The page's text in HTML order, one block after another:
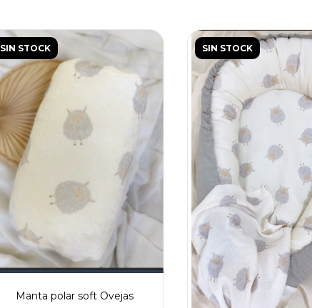
SIN STOCK
Manta polar soft Ovejas
SIN STOCK